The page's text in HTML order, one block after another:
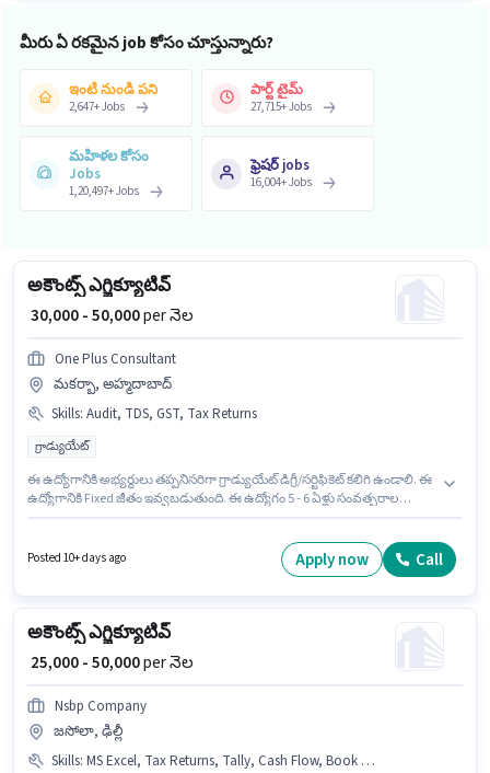
మీరు ఏ రకమైన job కోసం చూస్తున్నారు?
ఇంటి నుండి పని
2,647+Jobs
పార్ట్ టైమ్
27,715+Jobs
మహిళల కోసం
Jobs
1,20,497+Jobs
ఫ్రెషర్ jobs
16,004+Jobs
అకౌంట్స్ ఎగ్జిక్యూటివ్
₹ 30,000 - 50,000per నెల
One Plus Consultant
మకర్బా, అహ్మదాబాద్
Skills: Audit, TDS, GST, Tax Returns
గ్రాడ్యుయేట్
ఈ ఉద్యోగానికి అభ్యర్థులు తప్పనిసరిగా గ్రాడ్యుయేట్ డిగ్రీ/సర్టిఫికెట్ కలిగి ఉండాలి. ఈ
ఉద్యోగానికి Fixed జీతం ఇవ్వబడుతుంది. ఈ ఉద్యోగం 5 - 6 ఏళ్లు సంవత్సరాల
ఉండాలి. ఈ ఖాళీ మకర్బా, అహ్మదాబాద్ లో ఉంది. One Plus Consultant లో
అకౌంటెంట్ విభాగంలో అకౌంట్స్ ఎగ్జిక్యూటివ్ గా చేరండి.
Posted 10+ days ago Apply now Call
అకౌంట్స్ ఎగ్జిక్యూటివ్
₹ 25,000 - 50,000per నెల
Nsbp Company
జసోలా, ఢిల్లీ
Skills: MS Excel, Tax Returns, Tally, Cash Flow, Book Keeping, GST, TDS, Audit, Balance Sheet